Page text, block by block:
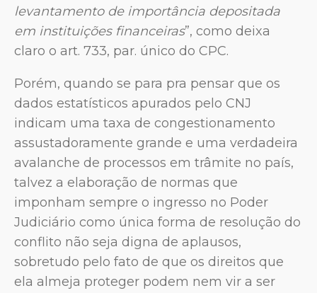
levantamento de importância depositada
em instituições financeiras”, como deixa
claro o art. 733, par. único do CPC.
Porém, quando se para pra pensar que os
dados estatísticos apurados pelo CNJ
indicam uma taxa de congestionamento
assustadoramente grande e uma verdadeira
avalanche de processos em trâmite no país,
talvez a elaboração de normas que
imponham sempre o ingresso no Poder
Judiciário como única forma de resolução do
conflito não seja digna de aplausos,
sobretudo pelo fato de que os direitos que
ela almeja proteger podem nem vir a ser